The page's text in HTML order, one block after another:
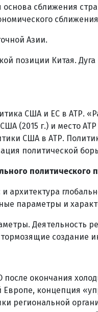
сближения
Азии.
позиции Китая.
США и ЕС в АТР.
(2015 г.) и место
США в АТР.
политической
политического
архитектура
параметры и
создание
окончания
концепция
региональной